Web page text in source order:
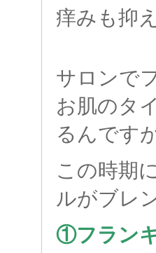
痒みも抑
サロンで
お肌のタ
るんですが
この時期
ルがブレ
①フラン